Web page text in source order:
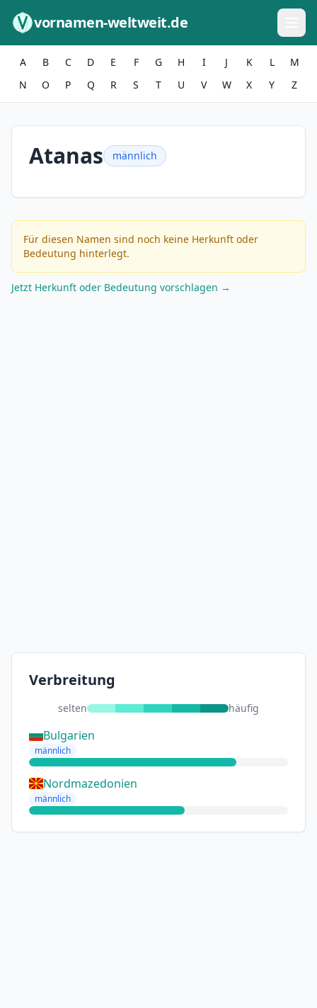
vornamen-weltweit.de
A B C D E F G H I J K L
M
N
O P Q R S T U V W X Y Z
Atanas männlich
Für diesen Namen sind noch keine Herkunft oder
Bedeutung hinterlegt.
Jetzt Herkunft oder Bedeutung vorschlagen →
Verbreitung
selten häufig
Bulgarien
männlich
Nordmazedonien
männlich